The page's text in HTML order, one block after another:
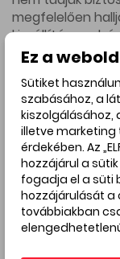
megfelelően
kiszállításra,
ha valaki
eltekintünk
használata
okokból.
saját
Akinek nincs
a készülékhez.
Megértésüket
köszönjük.
Ez a
Sütiket
szabásához, a
illetve
érdekében. Az
hozzájárul a
fogadja el a süti
hozzájárulását a
továbbiakban